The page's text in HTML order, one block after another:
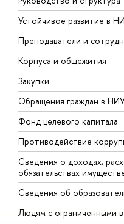
Устойчивое развитие в
Преподаватели и
Корпуса и общежития
Закупки
Обращения граждан в
Фонд целевого капитала
Противодействие
Сведения о доходах,
обязательствах
Сведения об
Людям с ограниченными